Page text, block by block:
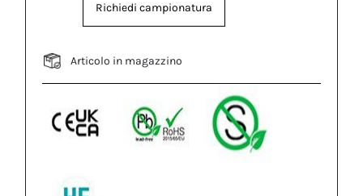
Richiedi campionatura
Articolo in magazzino